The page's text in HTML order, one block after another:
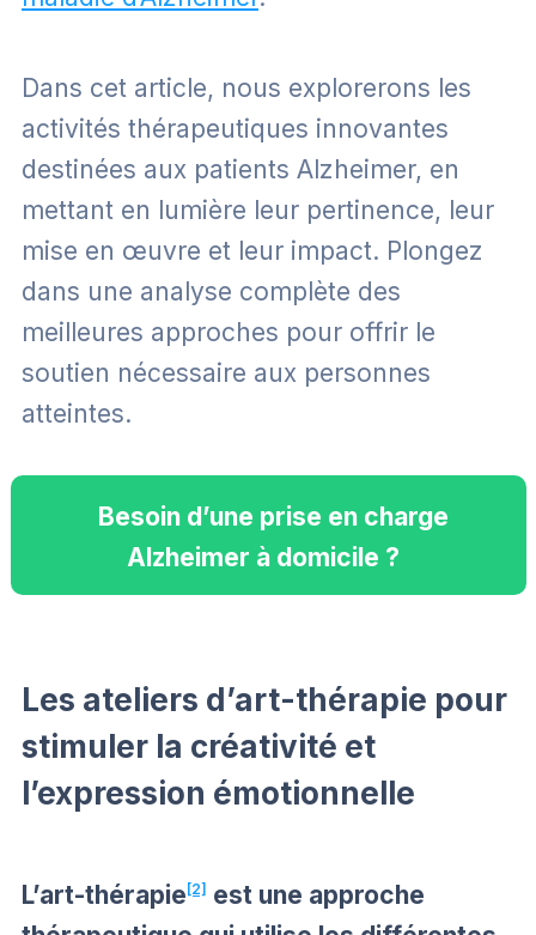
Dans cet article, nous explorerons les
activités thérapeutiques innovantes
destinées aux patients Alzheimer, en
mettant en lumière leur pertinence, leur
mise en œuvre et leur impact. Plongez
dans une analyse complète des
meilleures approches pour offrir le
soutien nécessaire aux personnes
atteintes.
Besoin d’une prise en charge
Alzheimer à domicile ?
Les ateliers d’art-thérapie pour
stimuler la créativité et
l’expression émotionnelle
L’art-thérapie [2] est une approche